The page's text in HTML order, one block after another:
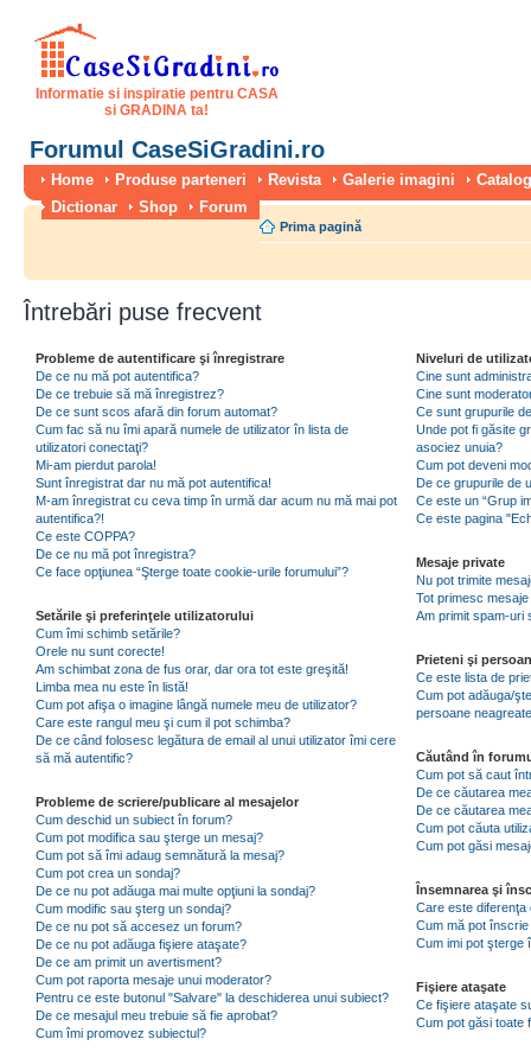
Informatie si inspiratie pentru CASA
si GRADINA ta!
Forumul CaseSiGradini.ro
Home Produse parteneri Revista Galerie imagini
Dictionar
Shop Forum
Prima pagină
Întrebări puse frecvent
Probleme de autentificare şi înregistrare
De ce nu mă pot autentifica?
De ce trebuie să mă înregistrez?
De ce sunt scos afară din forum automat?
Cum fac să nu îmi apară numele de utilizator în lista de
utilizatori conectaţi?
Mi-am pierdut parola!
Sunt înregistrat dar nu mă pot autentifica!
M-am înregistrat cu ceva timp în urmă dar acum nu mă mai pot
autentifica?!
Ce este COPPA?
De ce nu mă pot înregistra?
Ce face opţiunea “Şterge toate cookie-urile forumului”?
Setările şi preferinţele utilizatorului
Cum îmi schimb setările?
Orele nu sunt corecte!
Am schimbat zona de fus orar, dar ora tot este greşită!
Limba mea nu este în listă!
Cum pot afişa o imagine lângă numele meu de utilizator?
Care este rangul meu şi cum il pot schimba?
De ce când folosesc legătura de email al unui utilizator îmi cere
să mă autentific?
Probleme de scriere/publicare al mesajelor
Cum deschid un subiect în forum?
Cum pot modifica sau şterge un mesaj?
Cum pot să îmi adaug semnătură la mesaj?
Cum pot crea un sondaj?
De ce nu pot adăuga mai multe opţiuni la sondaj?
Cum modific sau şterg un sondaj?
De ce nu pot să accesez un forum?
De ce nu pot adăuga fişiere ataşate?
De ce am primit un avertisment?
Cum pot raporta mesaje unui moderator?
Pentru ce este butonul "Salvare" la deschiderea unui subiect?
De ce mesajul meu trebuie să fie aprobat?
Cum îmi promovez subiectul?
Niveluri de
Cine sunt
Cine sunt
Ce sunt grupurile
Unde pot fi găsite
asociez unuia?
Cum pot deveni
De ce grupurile de
Ce este un “Grup
Ce este pagina
Mesaje private
Nu pot trimite
Tot primesc
Am primit spam-uri
Prieteni şi
Ce este lista de
Cum pot adăuga/
persoane
Căutând în
Cum pot să caut
De ce căutarea
De ce căutarea
Cum pot căuta
Cum pot găsi
Însemnarea şi
Care este
Cum mă pot
Cum imi pot şterge
Fişiere ataşate
Ce fişiere ataşate
Cum pot găsi toate